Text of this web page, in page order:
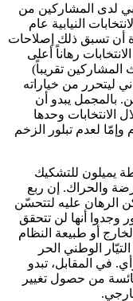
لدى المشاركين من
النيابية عام
أن تسبق ذلك إصلاحات
رهاناً أعلى
تقريباً)
ليتحرر من خياراته
بالمجمل يبدو أن
خلال الانتخابات وحدها
لعدم تبلور الزخم
يميلون للتشكيك
والحراك. إن ربع
الرهان عليه لتتحسّن
وجدوا أنها لن تتحقق
أو طبيعة النظام
الوطني الحر
في المقابل، تبدو
من حصول تغيير